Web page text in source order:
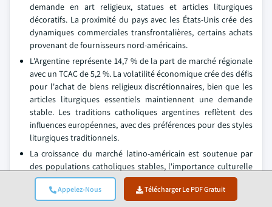
Appelez-Nous Télécharger Le PDF Gratuit
demande en art religieux, statues et articles liturgiques
décoratifs. La proximité du pays avec les États-Unis crée des
dynamiques commerciales transfrontalières, certains achats
provenant de fournisseurs nord-américains.
L'Argentine représente 14,7 % de la part de marché régionale
avec un TCAC de 5,2 %. La volatilité économique crée des défis
pour l'achat de biens religieux discrétionnaires, bien que les
articles liturgiques essentiels maintiennent une demande
stable. Les traditions catholiques argentines reflètent des
influences européennes, avec des préférences pour des styles
liturgiques traditionnels.
La croissance du marché latino-américain est soutenue par
des populations catholiques stables, l'importance culturelle
des traditions religieuses et le développement économique
qui augmente la capacité d'achat. Cependant, la volatilité
économique dans certains pays crée de l'incertitude. L'essor